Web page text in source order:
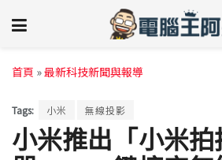
首頁 »最新科技新聞與報導
Tags: 小米 無線投影
小米推出「小米